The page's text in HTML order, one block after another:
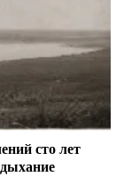
сто лет